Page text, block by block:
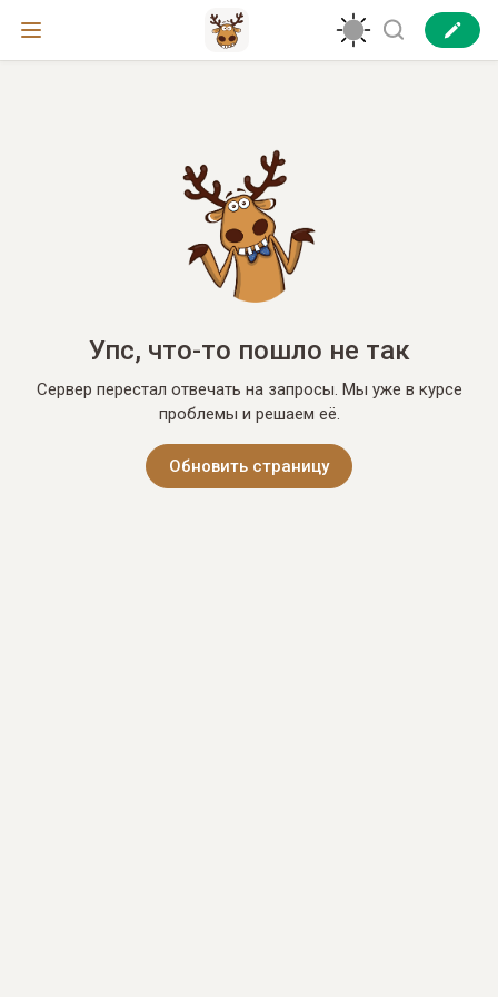
Упс, что-то пошло не так
Сервер перестал отвечать на запросы. Мы уже в курсе
проблемы и решаем её.
Обновить страницу